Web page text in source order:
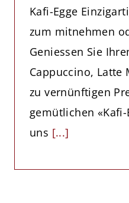
Kafi-Egge
zum mitnehmen
Geniessen Sie
Cappuccino, Latte
zu vernünftigen
gemütlichen
uns [...]